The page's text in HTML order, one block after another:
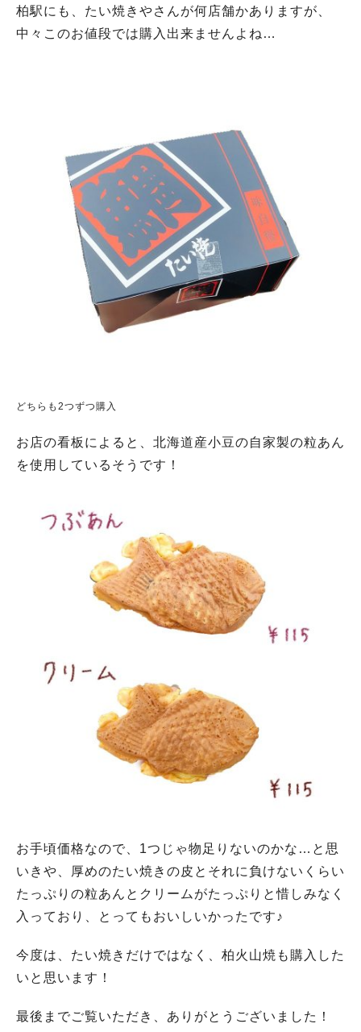
柏駅にも、たい焼きやさんが何店舗かありますが、
中々このお値段では購入出来ませんよね…
どちらも2つずつ購入
お店の看板によると、北海道産小豆の自家製の粒あん
を使用しているそうです！
お手頃価格なので、1つじゃ物足りないのかな…と思
いきや、厚めのたい焼きの皮とそれに負けないくらい
たっぷりの粒あんとクリームがたっぷりと惜しみなく
入っており、とってもおいしいかったです♪
今度は、たい焼きだけではなく、柏火山焼も購入した
いと思います！
最後までご覧いただき、ありがとうございました！